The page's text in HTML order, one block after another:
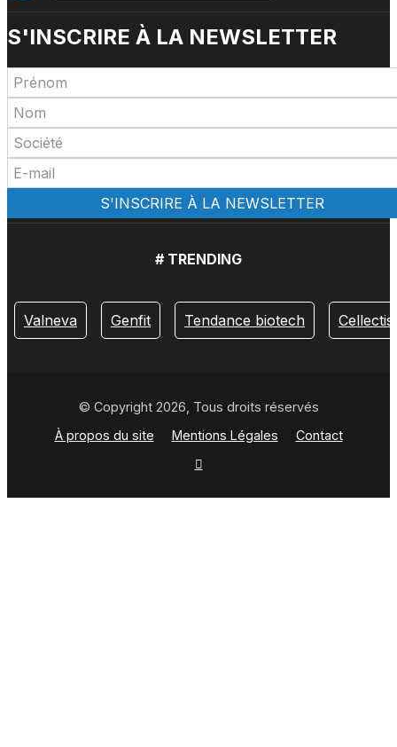
S'INSCRIRE À LA NEWSLETTER
# TRENDING
Valneva Genfit Tendance biotech Cellectis
© Copyright 2026, Tous droits réservés
À propos du site
Mentions Légales Contact